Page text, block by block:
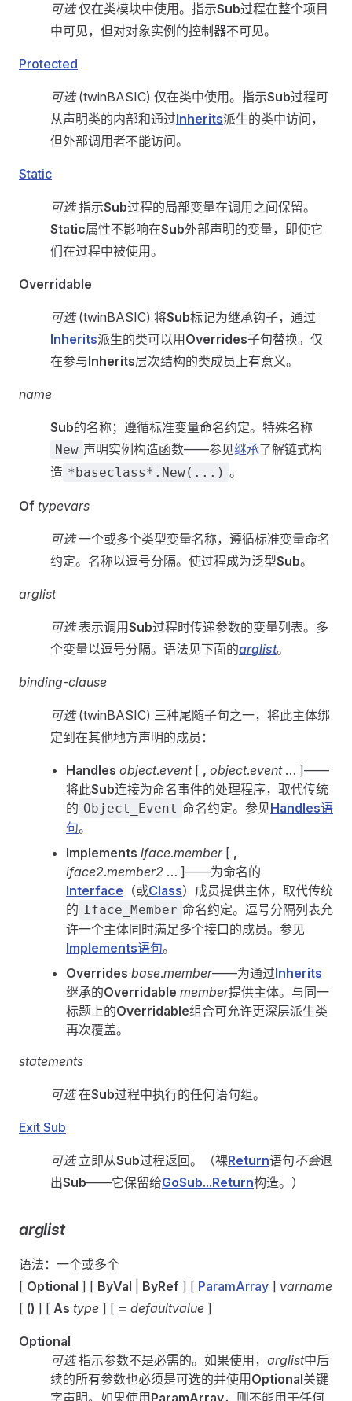
可选仅在类模块中使用。指示Sub过程在整个项目
中可见，但对对象实例的控制器不可见。
Protected
可选(twinBASIC) 仅在类中使用。指示Sub过程可
从声明类的内部和通过Inherits派生的类中访问，
但外部调用者不能访问。
Static
可选指示Sub过程的局部变量在调用之间保留。
Static属性不影响在Sub外部声明的变量，即使它
们在过程中被使用。
Overridable
可选(twinBASIC) 将Sub标记为继承钩子，通过
Inherits派生的类可以用 Overrides子句替换。仅
在参与Inherits层次结构的类成员上有意义。
name
Sub的名称；遵循标准变量命名约定。特殊名称
New 声明实例构造函数——参见继承了解链式构
造 *baseclass*.New(...) 。
Of typevars
可选一个或多个类型变量名称，遵循标准变量命名
约定。名称以逗号分隔。使过程成为泛型Sub。
arglist
可选表示调用Sub过程时传递参数的变量列表。多
个变量以逗号分隔。语法见下面的arglist。
binding-clause
可选(twinBASIC) 三种尾随子句之一，将此主体绑
定到在其他地方声明的成员：
Handles object.event[ , object.event… ]——
将此Sub连接为命名事件的处理程序，取代传统
的 Object_Event 命名约定。参见Handles语
句。
Implements iface.member[ ,
iface2.member2 … ]——为命名的
Interface （或Class）成员提供主体，取代传统
的 Iface_Member 命名约定。逗号分隔列表允
许一个主体同时满足多个接口的成员。参见
Implements语句。
Overrides base.member——为通过Inherits
继承的Overridable member提供主体。与同一
标题上的Overridable组合可允许更深层派生类
再次覆盖。
statements
可选在Sub过程中执行的任何语句组。
Exit Sub
可选立即从Sub过程返回。（裸Return语句不会退
出Sub——它保留给GoSub...Return构造。）
arglist
语法：一个或多个
[ Optional ] [ ByVal ByRef ] [ ParamArray ] varname
[ () ] [ As type ] [ = defaultvalue ]
Optional
可选指示参数不是必需的。如果使用， arglist中后
续的所有参数也必须是可选的并使用 Optional关键
字声明。如果使用 ParamArray，则不能用于任何